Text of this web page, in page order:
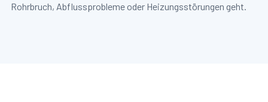
Rohrbruch, Abflussprobleme oder Heizungsstörungen geht.